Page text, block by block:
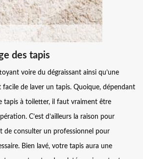
des tapis
voire du dégraissant ainsi qu’une
facile de laver un tapis. Quoique, dépendant
tapis à toiletter, il faut vraiment être
C’est d’ailleurs la raison pour
de consulter un professionnel pour
Bien lavé, votre tapis aura une